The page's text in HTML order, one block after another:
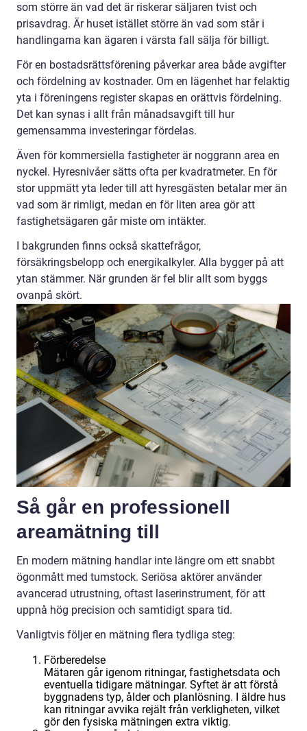
som större än vad det är riskerar säljaren tvist och
prisavdrag. Är huset istället större än vad som står i
handlingarna kan ägaren i värsta fall sälja för billigt.
För en bostadsrättsförening påverkar area både avgifter
och fördelning av kostnader. Om en lägenhet har felaktig
yta i föreningens register skapas en orättvis fördelning.
Det kan synas i allt från månadsavgift till hur
gemensamma investeringar fördelas.
Även för kommersiella fastigheter är noggrann area en
nyckel. Hyresnivåer sätts ofta per kvadratmeter. En för
stor uppmätt yta leder till att hyresgästen betalar mer än
vad som är rimligt, medan en för liten area gör att
fastighetsägaren går miste om intäkter.
I bakgrunden finns också skattefrågor,
försäkringsbelopp och energikalkyler. Alla bygger på att
ytan stämmer. När grunden är fel blir allt som byggs
ovanpå skört.
Så går en professionell
areamätning till
En modern mätning handlar inte längre om ett snabbt
ögonmått med tumstock. Seriösa aktörer använder
avancerad utrustning, oftast laserinstrument, för att
uppnå hög precision och samtidigt spara tid.
Vanligtvis följer en mätning flera tydliga steg:
Förberedelse
Mätaren går igenom ritningar, fastighetsdata och
eventuella tidigare mätningar. Syftet är att förstå
byggnadens typ, ålder och planlösning. I äldre hus
kan ritningar avvika rejält från verkligheten, vilket
gör den fysiska mätningen extra viktig.